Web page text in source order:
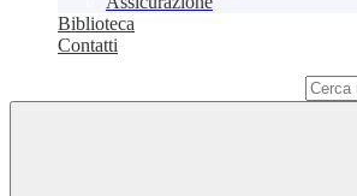
Biblioteca
Contatti